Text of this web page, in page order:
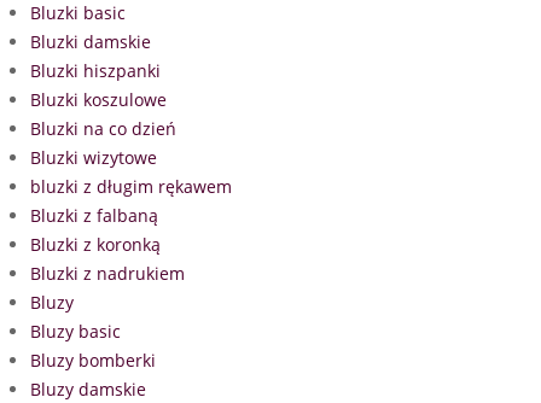
Bluzki basic
Bluzki damskie
Bluzki hiszpanki
Bluzki koszulowe
Bluzki na co dzień
Bluzki wizytowe
bluzki z długim rękawem
Bluzki z falbaną
Bluzki z koronką
Bluzki z nadrukiem
Bluzy
Bluzy basic
Bluzy bomberki
Bluzy damskie